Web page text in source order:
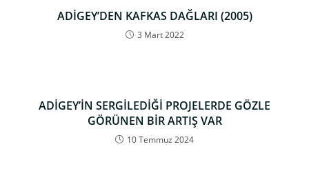
ADİGEY’DEN KAFKAS DAĞLARI (2005)
3 Mart 2022
ADİGEY’İN SERGİLEDİĞİ PROJELERDE GÖZLE
GÖRÜNEN BİR ARTIŞ VAR
10 Temmuz 2024